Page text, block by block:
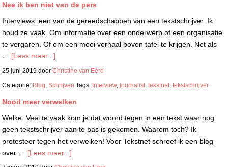
Nee ik ben niet van de pers
Interviews: een van de gereedschappen van een tekstschrijver. Ik
houd ze vaak. Om informatie over een onderwerp of een organisatie
te vergaren. Of om een mooi verhaal boven tafel te krijgen. Net als
[Lees meer...]
25 juni 2019 doorChristine van Eerd
Categorie: Blog,Schrijven Tags: Interview,journalist,tekstnet,tekstschrijver
Nooit meer verwelken
Welke. Veel te vaak kom je dat woord tegen in een tekst waar nog
geen tekstschrijver aan te pas is gekomen. Waarom toch? Ik
protesteer tegen het verwelken! Voor Tekstnet schreef ik een blog
over … [Lees meer...]